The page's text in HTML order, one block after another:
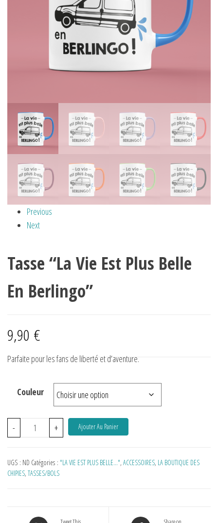
Previous
Next
Tasse “La Vie Est Plus Belle
En Berlingo”
9,90 €
Parfaite pour les fans de liberté et d’aventure.
Couleur
- + Ajouter Au Panier
UGS : ND Catégories : "LA VIE EST PLUS BELLE…", ACCESSOIRES, LA BOUTIQUE DES
CHIPIES, TASSES/BOLS